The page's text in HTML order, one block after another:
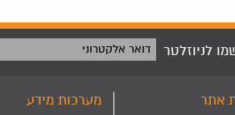
לניוזלטר דואר אלקטרוני
אתר מערכות מידע